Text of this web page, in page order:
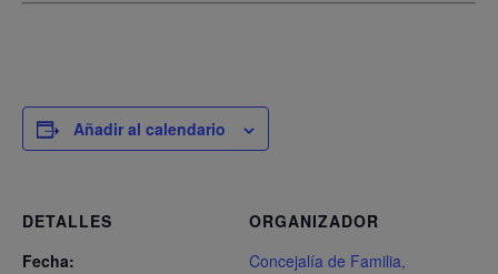
Añadir al calendario
DETALLES
Fecha:
ORGANIZADOR
Concejalía de Familia,